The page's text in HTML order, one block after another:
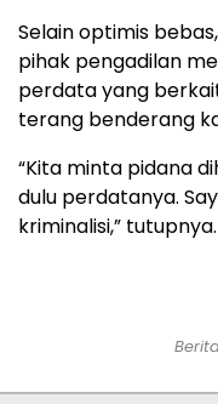
Selain optimis
pihak pengadilan
perdata yang
terang benderang
“Kita minta pidana
dulu perdatanya.
kriminalisi,”